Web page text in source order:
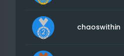
chaoswithin